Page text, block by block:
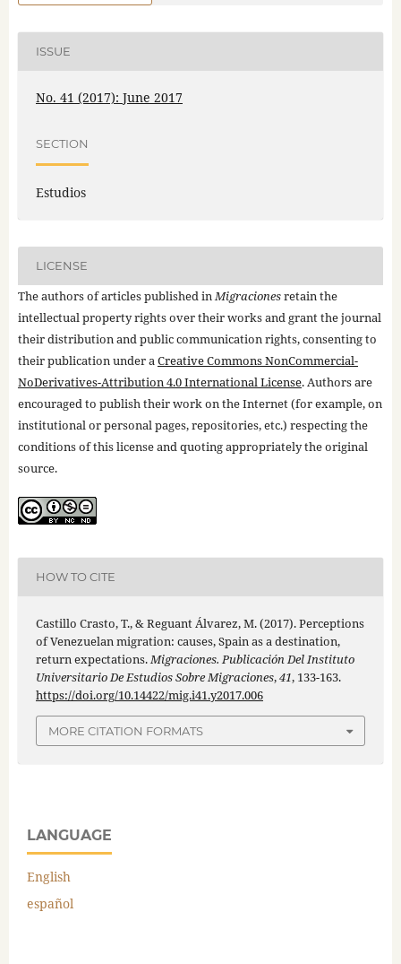
ISSUE
No. 41 (2017): June 2017
SECTION
Estudios
LICENSE
The authors of articles published inMigracionesretain the
intellectual property rights over their works and grant the journal
their distribution and public communication rights, consenting to
their publication under aCreative Commons NonCommercial-
NoDerivatives-Attribution 4.0 International License. Authors are
encouraged to publish their work on the Internet (for example, on
institutional or personal pages, repositories, etc.) respecting the
conditions of this license and quoting appropriately the original
source.
HOW TO CITE
Castillo Crasto, T., & Reguant Álvarez, M. (2017). Perceptions
of Venezuelan migration: causes, Spain as a destination,
return expectations.Migraciones. Publicación Del Instituto
Universitario De Estudios Sobre Migraciones,41, 133-163.
https://doi.org/10.14422/mig.i41.y2017.006
MORE CITATION FORMATS
LANGUAGE
English
español